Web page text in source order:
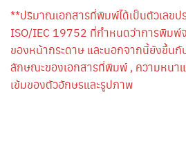
**ปริมาณเอกสารที่พิมพ์ได้เป็นตัวเลข
ISO/IEC 19752 ที่กำหนดว่าการพิม
ของหน้ากระดาษ และนอกจากนี้ยังขึ้นกั
ลักษณะของเอกสารที่พิมพ์ , ความหนา
เข้มของตัวอักษรและรูปภาพ